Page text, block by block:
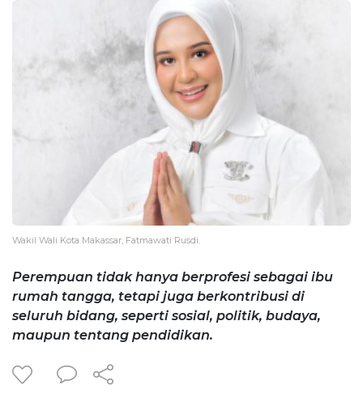
Wakil Wali Kota Makassar, Fatmawati Rusdi.
Perempuan tidak hanya berprofesi sebagai ibu
rumah tangga, tetapi juga berkontribusi di
seluruh bidang, seperti sosial, politik, budaya,
maupun tentang pendidikan.